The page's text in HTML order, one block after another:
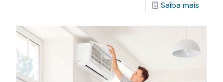
Saiba mais